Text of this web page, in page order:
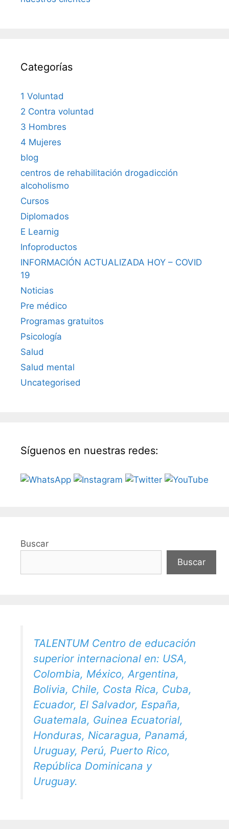
Categorías
1 Voluntad
2 Contra voluntad
3 Hombres
4 Mujeres
blog
centros de rehabilitación drogadicción
alcoholismo
Cursos
Diplomados
E Learnig
Infoproductos
INFORMACIÓN ACTUALIZADA HOY – COVID
19
Noticias
Pre médico
Programas gratuitos
Psicología
Salud
Salud mental
Uncategorised
Síguenos en nuestras redes:
Buscar
Buscar
TALENTUM Centro de educación
superior internacional en: USA,
Colombia, México, Argentina,
Bolivia, Chile, Costa Rica, Cuba,
Ecuador, El Salvador, España,
Guatemala, Guinea Ecuatorial,
Honduras, Nicaragua, Panamá,
Uruguay, Perú, Puerto Rico,
República Dominicana y
Uruguay.